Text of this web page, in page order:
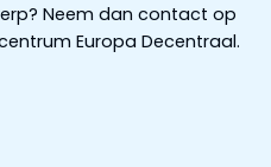
Neem dan contact op
Europa Decentraal.